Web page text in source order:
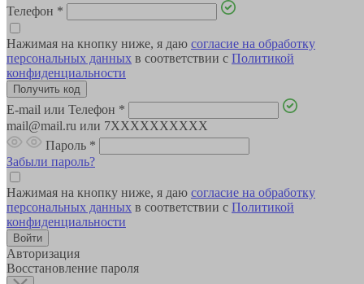
Телефон *
Нажимая на кнопку ниже, я даю согласие на обработку
персональных данных в соответствии с Политикой
конфиденциальности
E-mail или Телефон *
mail@mail.ru или 7XXXXXXXXXX
Пароль *
Забыли пароль?
Нажимая на кнопку ниже, я даю согласие на обработку
персональных данных в соответствии с Политикой
конфиденциальности
Авторизация
Восстановление пароля